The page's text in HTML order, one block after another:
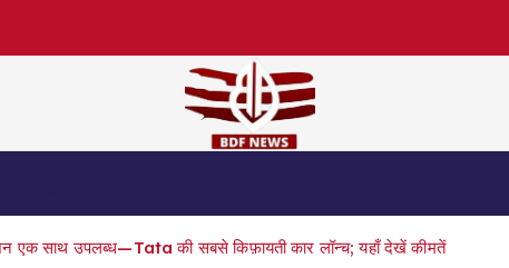
साथ उपलब्ध—Tata की सबसे किफ़ायती कार लॉन्च; यहाँ देखें कीमतें